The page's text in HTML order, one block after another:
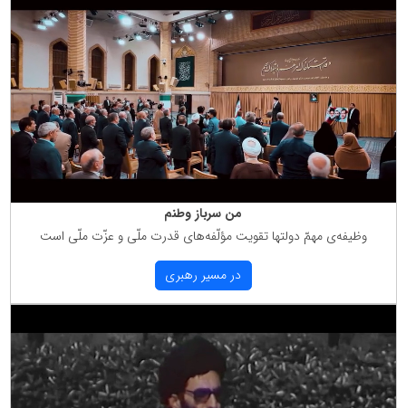
من سرباز وطنم
وظیفه‌ی مهمّ دولتها تقویت مؤلّفه‌های قدرت ملّی و عزّت ملّی است
در مسیر رهبری